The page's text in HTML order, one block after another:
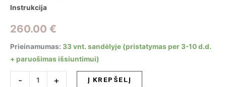
Instrukcija
260.00 €
Prieinamumas: 33 vnt. sandėlyje (pristatymas per 3-10 d.d.
+ paruošimas išsiuntimui)
-
produkto
+ Į KREPŠELĮ